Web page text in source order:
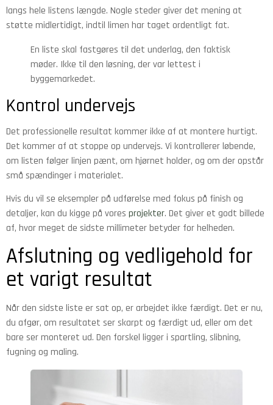
langs hele listens længde. Nogle steder giver det mening at
støtte midlertidigt, indtil limen har taget ordentligt fat.
En liste skal fastgøres til det underlag, den faktisk
møder. Ikke til den løsning, der var lettest i
byggemarkedet.
Kontrol undervejs
Det professionelle resultat kommer ikke af at montere hurtigt.
Det kommer af at stoppe op undervejs. Vi kontrollerer løbende,
om listen følger linjen pænt, om hjørnet holder, og om der opstår
små spændinger i materialet.
Hvis du vil se eksempler på udførelse med fokus på finish og
detaljer, kan du kigge på vores projekter. Det giver et godt billede
af, hvor meget de sidste millimeter betyder for helheden.
Afslutning og vedligehold for
et varigt resultat
Når den sidste liste er sat op, er arbejdet ikke færdigt. Det er nu,
du afgør, om resultatet ser skarpt og færdigt ud, eller om det
bare ser monteret ud. Den forskel ligger i spartling, slibning,
fugning og maling.